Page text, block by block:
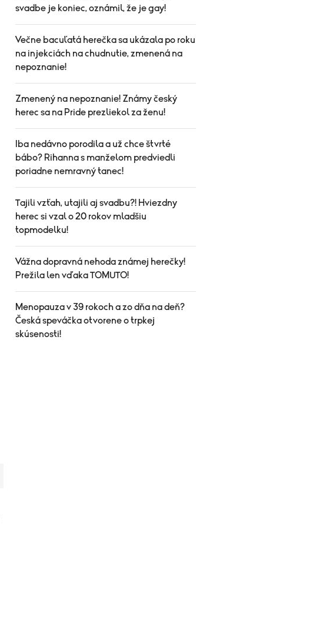
svadbe je koniec, oznámil, že je gay!
Večne bacuľatá herečka sa ukázala po roku
na injekciách na chudnutie, zmenená na
nepoznanie!
Zmenený na nepoznanie! Známy český
herec sa na Pride prezliekol za ženu!
Iba nedávno porodila a už chce štvrté
bábo? Rihanna s manželom predviedli
poriadne nemravný tanec!
Tajili vzťah, utajili aj svadbu?! Hviezdny
herec si vzal o 20 rokov mladšiu
topmodelku!
Vážna dopravná nehoda známej herečky!
Prežila len vďaka TOMUTO!
Menopauza v 39 rokoch a zo dňa na deň?
Česká speváčka otvorene o trpkej
skúsenosti!